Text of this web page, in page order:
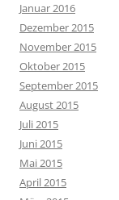
Januar 2016
Dezember 2015
November 2015
Oktober 2015
September 2015
August 2015
Juli 2015
Juni 2015
Mai 2015
April 2015